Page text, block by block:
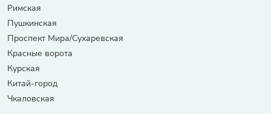
Римская
Пушкинская
Проспект Мира/Сухаревская
Красные ворота
Курская
Китай-город
Чкаловская